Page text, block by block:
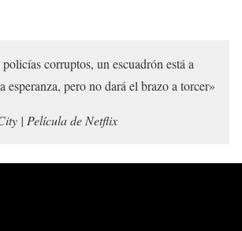
corruptos, un escuadrón está a
esperanza, pero no dará el brazo a torcer»
| Película de Netflix